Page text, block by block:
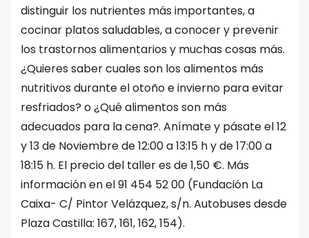
distinguir los nutrientes más importantes, a
cocinar platos saludables, a conocer y prevenir
los trastornos alimentarios y muchas cosas más.
¿Quieres saber cuales son los alimentos más
nutritivos durante el otoño e invierno para evitar
resfriados? o ¿Qué alimentos son más
adecuados para la cena?. Anímate y pásate el 12
y 13 de Noviembre de 12:00 a 13:15 h y de 17:00 a
18:15 h. El precio del taller es de 1,50 €. Más
información en el 91 454 52 00 (Fundación La
Caixa- C/ Pintor Velázquez, s/n. Autobuses desde
Plaza Castilla: 167, 161, 162, 154).